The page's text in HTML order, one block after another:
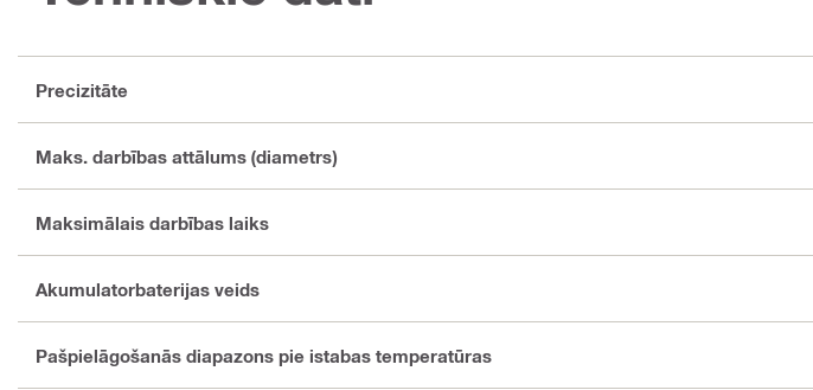
Precizitāte
Maks. darbības attālums (diametrs)
Maksimālais darbības laiks
Akumulatorbaterijas veids
Pašpielāgošanās diapazons pie istabas temperatūras